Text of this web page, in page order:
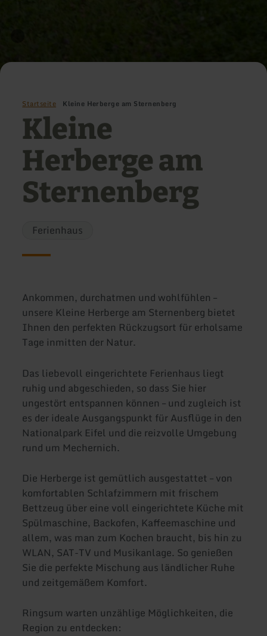
Startseite Kleine Herberge am Sternenberg
Kleine
Herberge am
Sternenberg
Ferienhaus
Ankommen, durchatmen und wohlfühlen –
unsere Kleine Herberge am Sternenberg bietet
Ihnen den perfekten Rückzugsort für erholsame
Tage inmitten der Natur.
Das liebevoll eingerichtete Ferienhaus liegt
ruhig und abgeschieden, so dass Sie hier
ungestört entspannen können – und zugleich ist
es der ideale Ausgangspunkt für Ausflüge in den
Nationalpark Eifel und die reizvolle Umgebung
rund um Mechernich.
Die Herberge ist gemütlich ausgestattet – von
komfortablen Schlafzimmern mit frischem
Bettzeug über eine voll eingerichtete Küche mit
Spülmaschine, Backofen, Kaffeemaschine und
allem, was man zum Kochen braucht, bis hin zu
WLAN, SAT-TV und Musikanlage. So genießen
Sie die perfekte Mischung aus ländlicher Ruhe
und zeitgemäßem Komfort.
Ringsum warten unzählige Möglichkeiten, die
Region zu entdecken: